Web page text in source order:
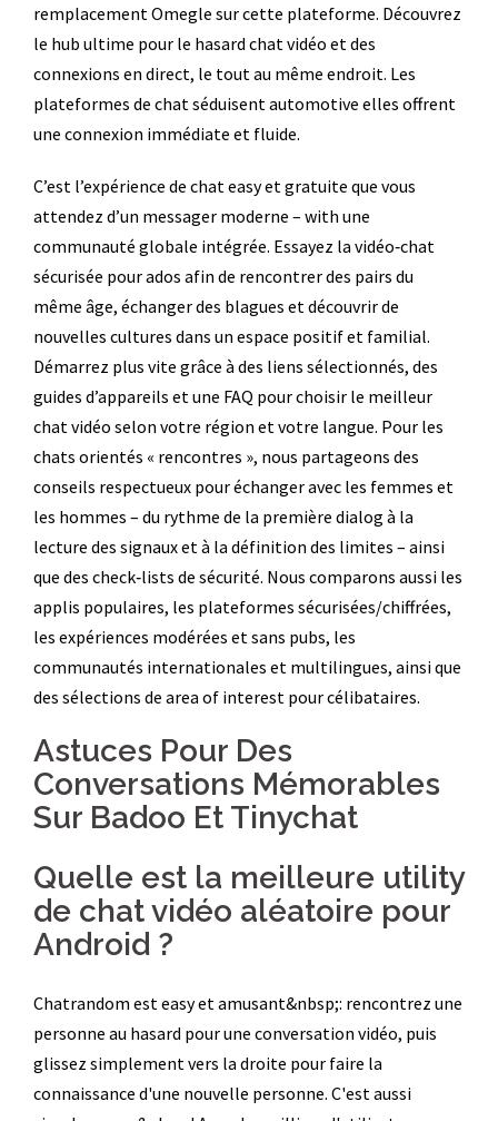
remplacement Omegle sur cette plateforme. Découvrez
le hub ultime pour le hasard chat vidéo et des
connexions en direct, le tout au même endroit. Les
plateformes de chat séduisent automotive elles offrent
une connexion immédiate et fluide.
C’est l’expérience de chat easy et gratuite que vous
attendez d’un messager moderne – with une
communauté globale intégrée. Essayez la vidéo‑chat
sécurisée pour ados afin de rencontrer des pairs du
même âge, échanger des blagues et découvrir de
nouvelles cultures dans un espace positif et familial.
Démarrez plus vite grâce à des liens sélectionnés, des
guides d’appareils et une FAQ pour choisir le meilleur
chat vidéo selon votre région et votre langue. Pour les
chats orientés « rencontres », nous partageons des
conseils respectueux pour échanger avec les femmes et
les hommes – du rythme de la première dialog à la
lecture des signaux et à la définition des limites – ainsi
que des check‑lists de sécurité. Nous comparons aussi les
applis populaires, les plateformes sécurisées/chiffrées,
les expériences modérées et sans pubs, les
communautés internationales et multilingues, ainsi que
des sélections de area of interest pour célibataires.
Astuces Pour Des
Conversations Mémorables
Sur Badoo Et Tinychat
Quelle est la meilleure utility
de chat vidéo aléatoire pour
Android ?
Chatrandom est easy et amusant&nbsp;: rencontrez une
personne au hasard pour une conversation vidéo, puis
glissez simplement vers la droite pour faire la
connaissance d'une nouvelle personne. C'est aussi